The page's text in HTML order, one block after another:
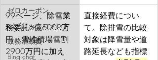
ゼロカーボン
パブリックコメント
政務活動費
Bing chat
99ページ、除雪業
務委託6億6000万
円、雪堆積場雪割
2900万円に加え
直接経費につい
て。除排雪の比較
対象は降雪量や道
路延長なども指標